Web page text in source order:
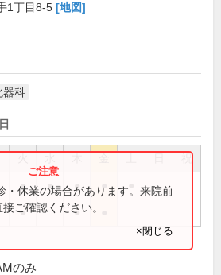
1丁目8-5 [地図]
器科
祝
● ● ● ●
● ●
・休業の場合があります。来院前
ご確認ください。
×閉じる
のみ